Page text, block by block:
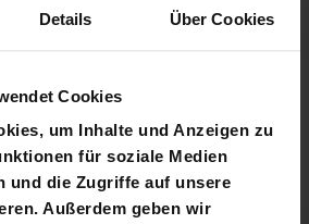
Details Über Cookies
Cookies
um Inhalte und Anzeigen zu
für soziale Medien
und die Zugriffe auf unsere
Außerdem geben wir
PIZZASCHNEIDER KSC
12,95 €